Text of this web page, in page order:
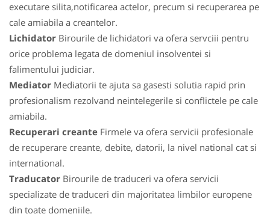
executare silita,notificarea actelor, precum si recuperarea pe
cale amiabila a creantelor.
Lichidator Birourile de lichidatori va ofera servciii pentru
orice problema legata de domeniul insolventei si
falimentului judiciar.
Mediator Mediatorii te ajuta sa gasesti solutia rapid prin
profesionalism rezolvand neintelegerile si conflictele pe cale
amiabila.
Recuperari creante Firmele va ofera servicii profesionale
de recuperare creante, debite, datorii, la nivel national cat si
international.
Traducator Birourile de traduceri va ofera servicii
specializate de traduceri din majoritatea limbilor europene
din toate domeniile.